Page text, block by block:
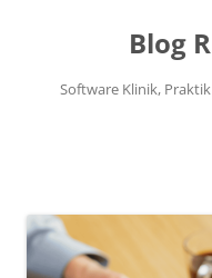
Blog
Software Klinik,